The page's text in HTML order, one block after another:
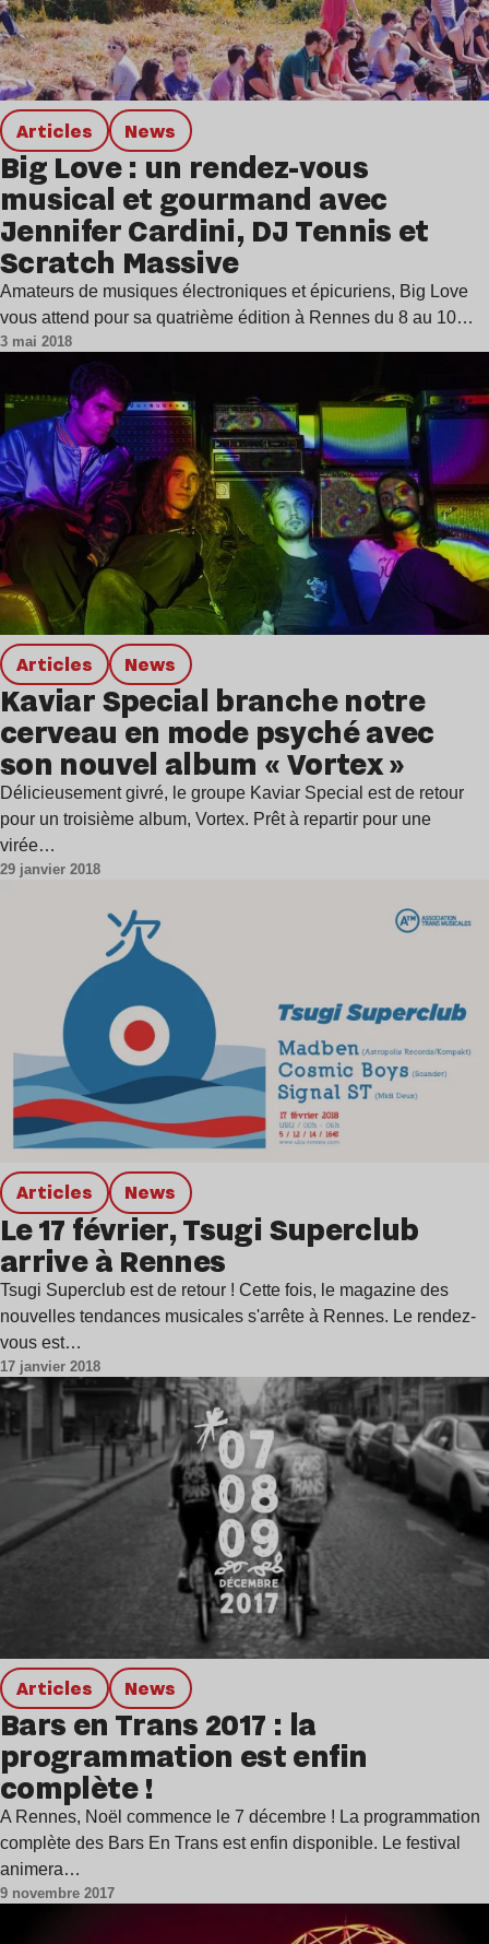
Articles news
Big Love : un rendez-vous
musical et gourmand avec
Jennifer Cardini, DJ Tennis et
Scratch Massive
Amateurs de musiques électroniques et épicuriens, Big Love
vous attend pour sa quatrième édition à Rennes du 8 au 10…
3 mai 2018
Articles news
Kaviar Special branche notre
cerveau en mode psyché avec
son nouvel album « Vortex »
Délicieusement givré, le groupe Kaviar Special est de retour
pour un troisième album, Vortex. Prêt à repartir pour une
virée…
29 janvier 2018
Articles news
Le 17 février, Tsugi Superclub
arrive à Rennes
Tsugi Superclub est de retour ! Cette fois, le magazine des
nouvelles tendances musicales s'arrête à Rennes. Le rendez-
vous est…
17 janvier 2018
Articles news
Bars en Trans 2017 : la
programmation est enfin
complète !
A Rennes, Noël commence le 7 décembre ! La programmation
complète des Bars En Trans est enfin disponible. Le festival
animera…
9 novembre 2017